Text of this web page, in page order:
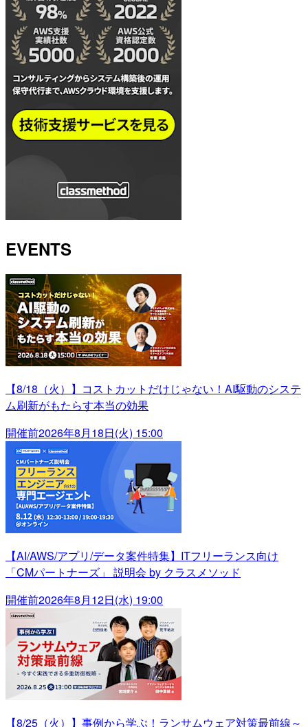
EVENTS
【8/18（火）】コストカットだけじゃない！AI駆動のシステ
ム刷新がもたらす本当の効果
開催前2026年8月18日(火) 15:00
【AI/AWS/アプリ/データ案件特集】ITフリーランス向け
「CMパートナーズ」 説明会 by クラスメソッド
開催前2026年8月12日(水) 19:00
【8/25（火）】事例から学ぶ！ランサムウェア対策最前線～